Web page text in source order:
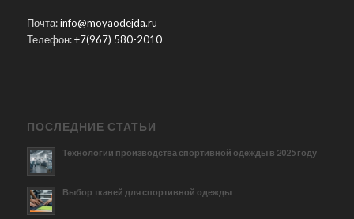
Почта:info@moyaodejda.ru
Телефон:+7(967) 580-2010
ПОСЛЕДНИЕ СТАТЬИ
Технологии производства спортивной одежды в 2025 году
Выбор тканей для спортивной одежды